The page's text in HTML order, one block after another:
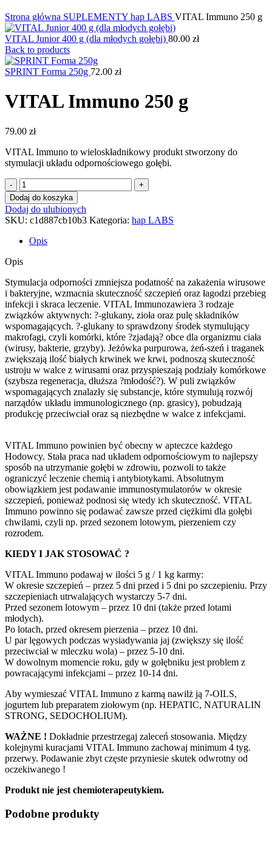
Strona główna SUPLEMENTY hap LABS VITAL Immuno 250 g
VITAL Junior 400 g (dla młodych gołębi) 80.00 zł
Back to products
SPRINT Forma 250g 72.00 zł
VITAL Immuno 250 g
79.00 zł
VITAL Immuno to wieloskładnikowy produkt stworzony do
stymulacji układu odpornościowego gołębi.
ilość
VITAL
Immuno
250
g
Dodaj do koszyka
Dodaj do ulubionych
SKU: c1d887cb10b3 Kategoria: hap LABS
Opis
Opis
Stymulacja odporności zmniejsza podatność na zakażenia wirusowe
i bakteryjne, wzmacnia skuteczność szczepień oraz łagodzi przebieg
infekcji i skraca leczenie. VITAL Immunozawiera 3 rodzaje
związków aktywnych: ?-glukany, zioła oraz pulę składników
wspomagających. ?-glukany to sprawdzony środek stymulujący
makrofagi, czyli komórki, które ?zjadają? obce dla organizmu ciała
(wirusy, bakterie, grzyby). Jeżówka purpurowa, żeń-szeń i traganek
zwiększają ilość białych krwinek we krwi, podnoszą skuteczność
ustroju w walce z wirusami oraz przyspieszają podziały komórkowe
(szybsza regeneracja, dłuższa ?młodość?). W puli związków
wspomagających znalazły się substancje, które stymulują rozwój
narządów układu immunologicznego (np. grasicy), pobudzają
produkcję przeciwciał oraz są niezbędne w walce z infekcjami.
VITAL Immuno powinien być obecny w apteczce każdego
Hodowcy. Stała praca nad układem odpornościowym to najlepszy
sposób na utrzymanie gołębi w zdrowiu, pozwoli to także
ograniczyć leczenie chemią i antybiotykami. Absolutnym
obowiązkiem jest podawanie immunostymulatorów w okresie
szczepień, ponieważ podnosi się wtedy ich skuteczność. VITAL
Immuno powinno się podawać zawsze przed ciężkimi dla gołębi
chwilami, czyli np. przed sezonem lotowym, pierzeniem czy
rozrodem.
KIEDY I JAK STOSOWAĆ ?
VITAL Immuno podawaj w ilości 5 g / 1 kg karmy:
W okresie szczepień – przez 5 dni przed i 5 dni po szczepieniu. Przy
szczepieniach utrwalających wystarczy 5-7 dni.
Przed sezonem lotowym – przez 10 dni (także przed lotami
młodych).
Po lotach, przed okresem pierzenia – przez 10 dni.
U par lęgowych podczas wysiadywania jaj (zwiększy się ilość
przeciwciał w mleczku wola) – przez 5-10 dni.
W dowolnym momencie roku, gdy w gołębniku jest problem z
powracającymi infekcjami – przez 10-14 dni.
Aby wymieszać VITAL Immuno z karmą nawilż ją 7-OILS,
jogurtem lub preparatem ziołowym (np. HEPATIC, NATURALIN
STRONG, SEDOCHOLIUM).
WAŻNE ! Dokładnie przestrzegaj zaleceń stosowania. Między
kolejnymi kuracjami VITAL Immuno zachowaj minimum 4 tyg.
przerwy. Podawanie zbyt częste przyniesie skutek odwrotny od
oczekiwanego !
Produkt nie jest chemioterapeutykiem.
Podobne produkty